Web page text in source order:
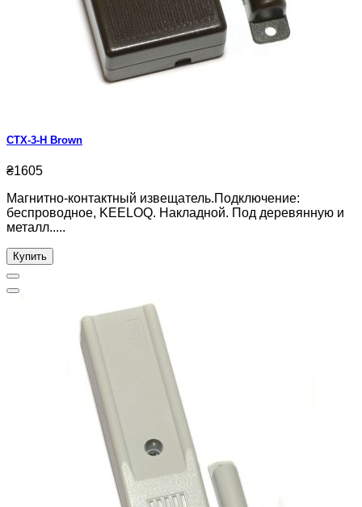
CTX-3-H Brown
₴1605
Магнитно-контактный извещатель.Подключение:
беспроводное, KEELOQ. Накладной. Под деревянную и
металл.....
Купить